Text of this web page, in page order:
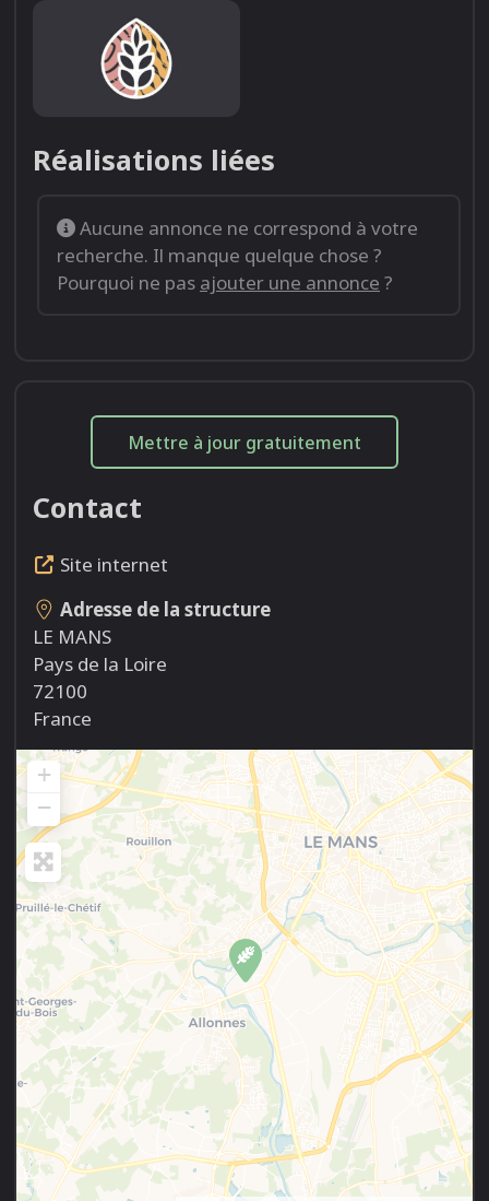
Réalisations liées
Aucune annonce ne correspond à votre
recherche. Il manque quelque chose ?
Pourquoi ne pas ajouter une annonce ?
Mettre à jour gratuitement
Contact
Site internet
Adresse de la structure
LE MANS
Pays de la Loire
72100
France
+
−